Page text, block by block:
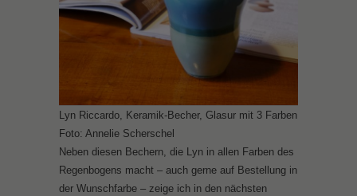
Lyn Riccardo, Keramik-Becher, Glasur mit 3 Farben
Foto: Annelie Scherschel
Neben diesen Bechern, die Lyn in allen Farben des
Regenbogens macht – auch gerne auf Bestellung in
der Wunschfarbe – zeige ich in den nächsten